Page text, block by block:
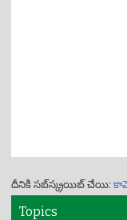
దీనికి సబ్‌స్క్రయిబ్ చేయి:
Topics